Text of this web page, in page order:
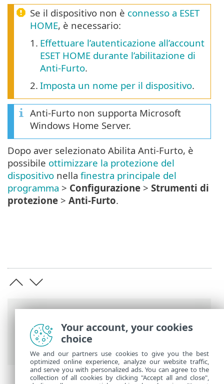
Guida online ESET
ESET Small Business
Security> Avvio > Attiva Anti-Furto
Se il dispositivo non è connesso a ESET
HOME, è necessario:
1. Effettuare l’autenticazione all’account
ESET HOME durante l’abilitazione di
Anti-Furto.
2. Imposta un nome per il dispositivo.
Anti-Furto non supporta Microsoft
Windows Home Server.
Dopo aver selezionato Abilita Anti-Furto, è
possibile ottimizzare la protezione del
dispositivo nella finestra principale del
programma > Configurazione > Strumenti di
protezione > Anti-Furto.
Your account, your cookies
choice
We and our partners use cookies to give you the best
optimized online experience, analyze our website traffic,
and serve you with personalized ads. You can agree to the
collection of all cookies by clicking "Accept all and close",